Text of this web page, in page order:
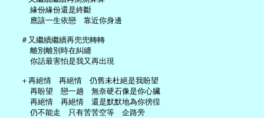
     緣份緣份還是終斷
     應該一生依戀　靠近你身邊
   ＃又繼續繼續再兜兜轉轉
     離別離別時在糾纏
     你話最害怕是我又再出現
   ＋再絕情　再絕情　仍舊未杜絕是我盼望
     再盼望　戀一趟　無奈硬石像是你心臟
     再絕情　再絕情　還是默默地為你徬徨
     仍不能走　只有苦苦空等　企路旁